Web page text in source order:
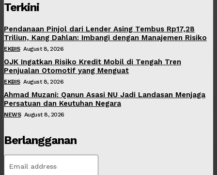
Terkini
Pendanaan Pinjol dari Lender Asing Tembus Rp17,28
Triliun, Kang Dahlan: Imbangi dengan Manajemen Risiko
EKBIS August 8, 2026
OJK Ingatkan Risiko Kredit Mobil di Tengah Tren
Penjualan Otomotif yang Menguat
EKBIS August 8, 2026
Ahmad Muzani: Qanun Asasi NU Jadi Landasan Menjaga
Persatuan dan Keutuhan Negara
NEWS August 8, 2026
Berlangganan